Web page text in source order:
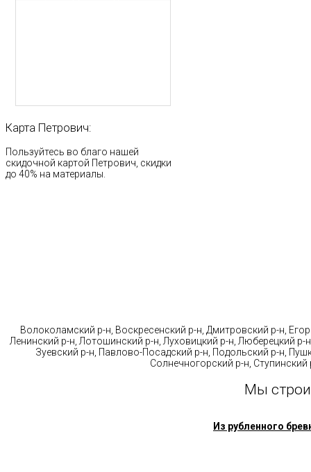
Карта Петрович:
Пользуйтесь во благо нашей
скидочной картой Петрович, скидки
до 40% на материалы.
Волоколамский р-н, Воскресенский р-н, Дмитровский р-н,
Ленинский р-н, Лотошинский р-н, Луховицкий р-н, Люберецкий
Зуевский р-н, Павлово-Посадский р-н, Подольский р-н,
Солнечногорский р-н,
Мы
Из рубленного